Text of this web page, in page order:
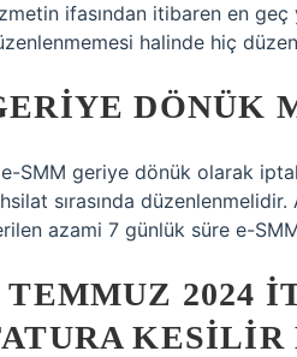
ifasından itibaren en
halinde hiç
DÖNÜK
e-SMM geriye dönük olarak
sırasında
azami 7 günlük süre e-
TEMMUZ 2024
KESILIR